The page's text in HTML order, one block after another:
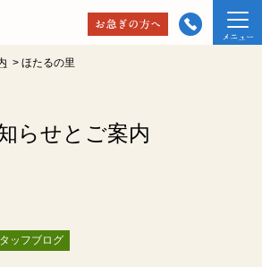
> ほたるの里
らせとご案内
ッフブログ